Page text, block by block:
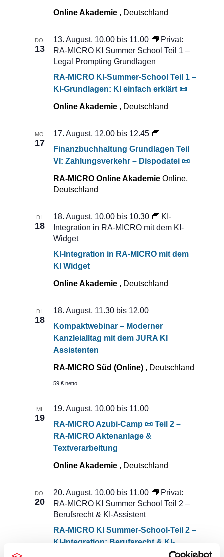
Online Akademie , Deutschland
DO.
13
RA-MICRO KI-Summer-School Teil 1 –
KI-Grundlagen: KI einfach erklärt 📜
13. August, 10.00 bis 11.00
Privat:
RA-MICRO KI Summer School Teil 1 –
Legal Prompting Grundlagen
Online Akademie , Deutschland
MO.
17
Finanzbuchhaltung Grundlagen Teil
VI: Zahlungsverkehr – Dispodatei 📜
17. August, 12.00 bis 12.45
Privat:
Grundlagen
Teil
VI:
📜
RA-MICRO Online AkademieOnline,
Deutschland
DI.
18
KI-Integration in RA-MICRO mit dem
KI Widget
18. August, 10.00 bis 10.30
KI-
Integration in RA-MICRO mit dem KI-
Widget
Online Akademie , Deutschland
DI.
18
Kompaktwebinar – Moderner
Kanzleialltag mit dem JURA KI
Assistenten
18. August, 11.30 bis 12.00
RA-MICRO Süd (Online) , Deutschland
59 € netto
MI.
19
RA-MICRO Azubi-Camp 📜 Teil 2 –
RA-MICRO Aktenanlage &
Textverarbeitung
19. August, 10.00 bis 11.00
Online Akademie , Deutschland
DO.
20
RA-MICRO KI Summer-School-Teil 2 –
KI-Integration: Berufsrecht & KI-
20. August, 10.00 bis 11.00
Privat:
RA-MICRO KI Summer School Teil 2 –
Berufsrecht & KI-Assistent